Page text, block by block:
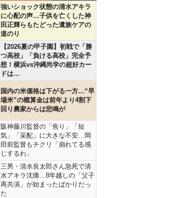
強いショック状態の清水アキラ
に心配の声…子供を亡くした神
田正輝らもたどった遺族ケアの
道のり
【2026夏の甲子園】初戦で「勝
つ高校」「負ける高校」完全予
想！横浜vs沖縄尚学の超好カー
ドは…
国内の米価格は下がる一方…“早
場米”の概算金は前年より4割下
回り農家からは悲鳴が
阪神藤川監督の「焦り」「短
気」「采配」に大きな不安…岡
田前監督もチクリ「崩れてる感
じするわ」
三男・清水良太郎さん急死で清
水アキラ沈痛…8年越しの「父子
再共演」が始まったばかりだっ
た